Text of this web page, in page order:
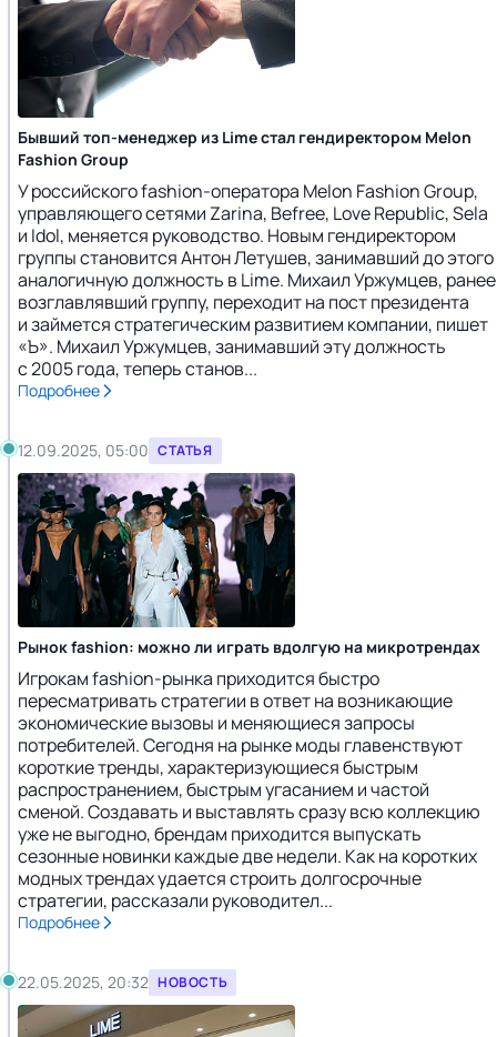
Бывший топ-менеджер из Lime стал гендиректором Melon
Fashion Group
У российского fashion-оператора Melon Fashion Group,
управляющего сетями Zarina, Befree, Love Republic, Sela
и Idol, меняется руководство. Новым гендиректором
группы становится Антон Летушев, занимавший до этого
аналогичную должность в Lime. Михаил Уржумцев, ранее
возглавлявший группу, переходит на пост президента
и займется стратегическим развитием компании, пишет
«Ъ». Михаил Уржумцев, занимавший эту должность
с 2005 года, теперь станов...
Подробнее
12.09.2025, 05:00 СТАТЬЯ
Рынок fashion: можно ли играть вдолгую на микротрендах
Игрокам fashion-рынка приходится быстро
пересматривать стратегии в ответ на возникающие
экономические вызовы и меняющиеся запросы
потребителей. Сегодня на рынке моды главенствуют
короткие тренды, характеризующиеся быстрым
распространением, быстрым угасанием и частой
сменой. Создавать и выставлять сразу всю коллекцию
уже не выгодно, брендам приходится выпускать
сезонные новинки каждые две недели. Как на коротких
модных трендах удается строить долгосрочные
стратегии, рассказали руководител...
Подробнее
22.05.2025, 20:32 НОВОСТЬ